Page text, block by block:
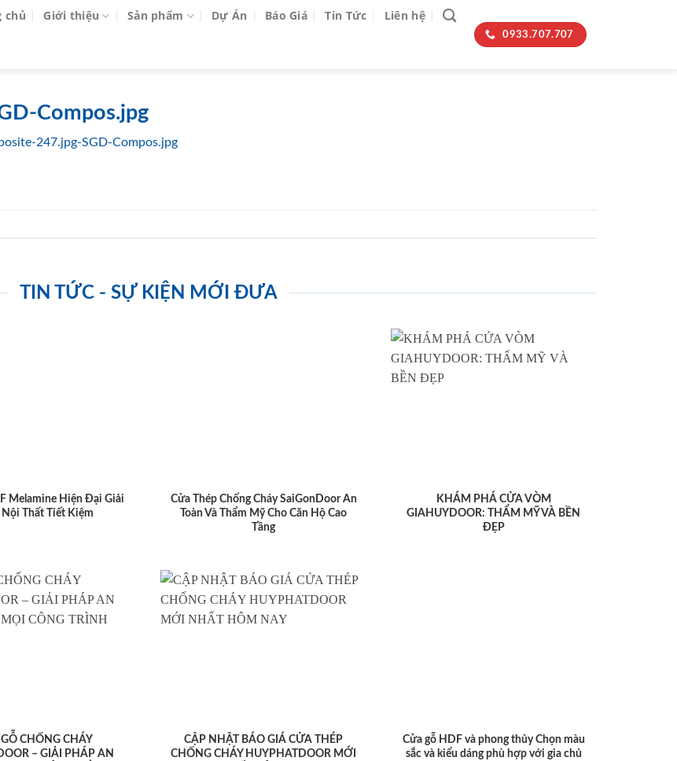
chủ Giới thiệu Sản phẩm Dự Án Báo Giá Tin Tức Liên hệ
0933.707.707
Compos.jpg
247.jpg-SGD-Compos.jpg
TIN TỨC - SỰ KIỆN MỚI ĐƯA
Melamine Hiện Đại Giải
Nội Thất Tiết Kiệm
Cửa Thép Chống Cháy SaiGonDoor An
Toàn Và Thẩm Mỹ Cho Căn Hộ Cao
Tầng
KHÁM PHÁ CỬA VÒM
GIAHUYDOOR: THẨM MỸ VÀ BỀN
ĐẸP
CHỐNG CHÁY
– GIẢI PHÁP AN
CẬP NHẬT BÁO GIÁ CỬA THÉP
CHỐNG CHÁY HUYPHATDOOR MỚI
Cửa gỗ HDF và phong thủy Chọn màu
sắc và kiểu dáng phù hợp với gia chủ